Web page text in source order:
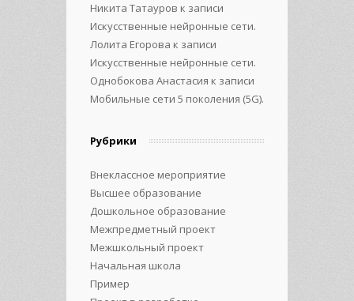
Никита Татауров к записи
Искусственные нейронные сети.
Лолита Егорова к записи
Искусственные нейронные сети.
Однобокова Анастасия к записи
Мобильные сети 5 поколения (5G).
Рубрики
Внеклассное мероприятие
Высшее образование
Дошкольное образование
Межпредметный проект
Межшкольный проект
Начальная школа
Пример